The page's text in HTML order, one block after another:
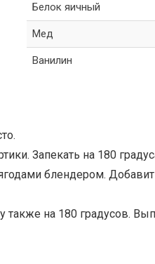
Белок яичный
Мед
Ванилин
Запекать на 180
блендером.
также на 180 градусов.